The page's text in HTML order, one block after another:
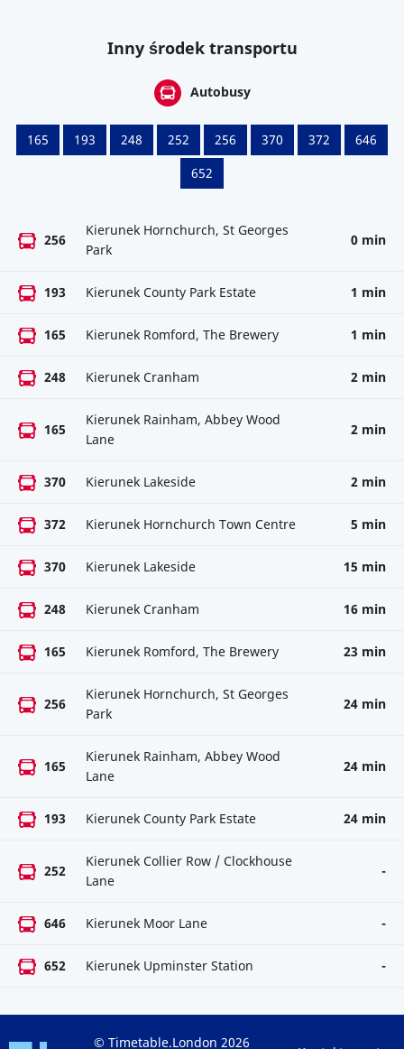
Inny środek transportu
Autobusy
165 193 248 252 256 370 372
646
652
256
Kierunek Hornchurch, St Georges
Park
0 min
193 Kierunek County Park Estate 1 min
165 Kierunek Romford, The Brewery 1 min
248 Kierunek Cranham 2 min
165
Kierunek Rainham, Abbey Wood
Lane
2 min
370 Kierunek Lakeside 2 min
372 Kierunek Hornchurch Town Centre 5 min
370 Kierunek Lakeside 15 min
248 Kierunek Cranham 16 min
165 Kierunek Romford, The Brewery 23 min
256
Kierunek Hornchurch, St Georges
Park
24 min
165
Kierunek Rainham, Abbey Wood
Lane
24 min
193 Kierunek County Park Estate 24 min
252
Kierunek Collier Row / Clockhouse
Lane
-
646 Kierunek Moor Lane -
652 Kierunek Upminster Station -
© Timetable.London 2026